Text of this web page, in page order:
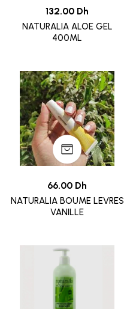
132.00 Dh
NATURALIA ALOE GEL
400ML
66.00 Dh
NATURALIA BOUME LEVRES
VANILLE